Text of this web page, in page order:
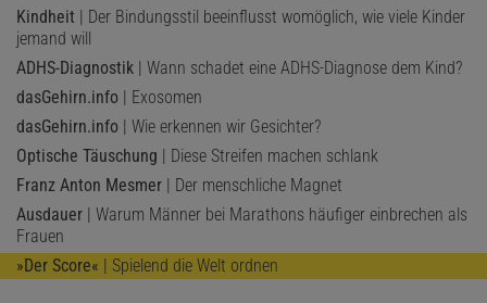
Kindheit | Der Bindungsstil beeinflusst womöglich, wie viele Kinder
jemand will
ADHS-Diagnostik | Wann schadet eine ADHS-Diagnose dem Kind?
dasGehirn.info | Exosomen
dasGehirn.info | Wie erkennen wir Gesichter?
Optische Täuschung | Diese Streifen machen schlank
Franz Anton Mesmer | Der menschliche Magnet
Ausdauer | Warum Männer bei Marathons häufiger einbrechen als
Frauen
»Der Score« | Spielend die Welt ordnen